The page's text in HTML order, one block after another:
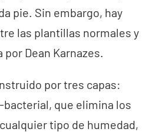
pie. Sin embargo, hay
las plantillas normales y
Dean Karnazes.
por tres capas:
que elimina los
tipo de humedad,